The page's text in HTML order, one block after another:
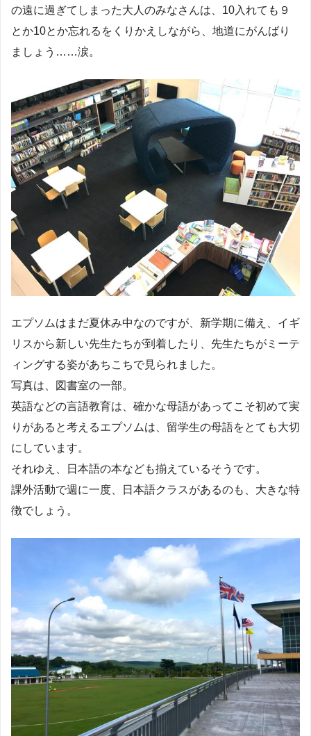
の遠に過ぎてしまった大人のみなさんは、10入れても９
とか10とか忘れるをくりかえしながら、地道にがんばり
ましょう……涙。
エプソムはまだ夏休み中なのですが、新学期に備え、イギ
リスから新しい先生たちが到着したり、先生たちがミーテ
ィングする姿があちこちで見られました。
写真は、図書室の一部。
英語などの言語教育は、確かな母語があってこそ初めて実
りがあると考えるエプソムは、留学生の母語をとても大切
にしています。
それゆえ、日本語の本なども揃えているそうです。
課外活動で週に一度、日本語クラスがあるのも、大きな特
徴でしょう。